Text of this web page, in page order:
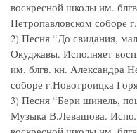
воскресной школы им.
Петропавловском соборе
2) Песня “До свидания,
Окуджавы. Исполняет
им. блгв. кн. Александра
соборе г.Новотроицка
3) Песня “Бери шинель,
Музыка В.Левашова.